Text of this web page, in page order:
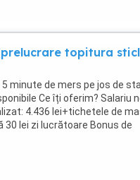
proba de 3 luni. Programul
Desfasurarea activitatii: la
(ocazional, pot fi si deplasari
si toate conditiile).
topitura
minute de mers pe jos de
Ce îți oferim? Salariu
4.436 lei+tichetele de
lei zi lucrătoare Bonus de
Bonus de vacanță salariu
de lucru în 3 schimburi: 4 zile
2 + 1 zi liberă 4 zile schimbul